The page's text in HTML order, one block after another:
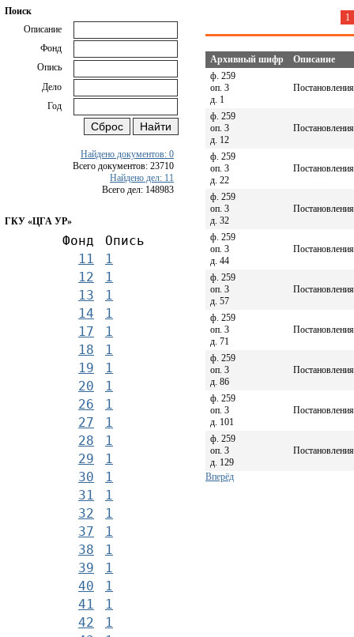
Поиск
Описание
Фонд
Опись
Дело
Год
Найдено документов: 0
Всего документов: 23710
Найдено дел: 11
Всего дел: 148983
ГКУ «ЦГА УР»
Фонд
Опись
11
1
12
1
13
1
14
1
17
1
18
1
19
1
20
1
26
1
27
1
28
1
29
1
30
1
31
1
32
1
37
1
38
1
39
1
40
1
41
1
42
1
1
Архивный шифр
Описание
ф. 259
оп. 3
д. 1
ф. 259
оп. 3
д. 12
ф. 259
оп. 3
д. 22
ф. 259
оп. 3
д. 32
ф. 259
оп. 3
д. 44
ф. 259
оп. 3
д. 57
ф. 259
оп. 3
д. 71
ф. 259
оп. 3
д. 86
ф. 259
оп. 3
д. 101
ф. 259
оп. 3
д. 129
Вперёд